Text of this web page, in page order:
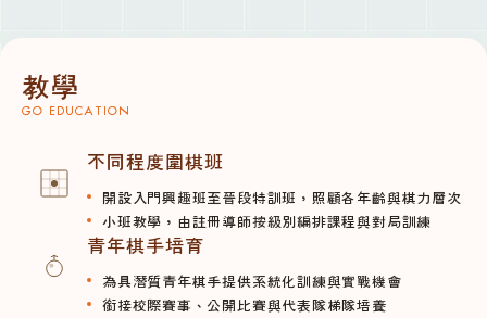
教學
GO EDUCATION
不同程度圍棋班
開設入門興趣班至晉段特訓班，照顧各年齡與棋力層次
小班教學，由註冊導師按級別編排課程與對局訓練
青年棋手培育
為具潛質青年棋手提供系統化訓練與實戰機會
銜接校際賽事、公開比賽與代表隊梯隊培養